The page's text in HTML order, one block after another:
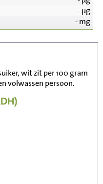
-µg
-mg
wit zit per 100 gram
volwassen persoon.